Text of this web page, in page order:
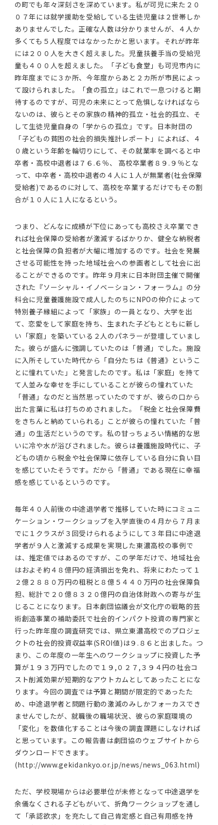
の町でも年々深刻さを深めています。私が可児に来た２０
０７年には就学援助を受給している生徒児童は２世帯しか
ありませんでした。正確な人数は分かりませんが、４人か
多くても５人程度ではなかったかと思います。それが昨年
には２００人を大きく超えました。児童扶養手当の受給児
童も４００人を超えました。「子ども食堂」も可児市内に
昨年度までに３か所、今年度からあと２カ所が市民によっ
て設けられました。「食の孤立」はこれで一息つけると期
待するのですが、可児の未来にとって危惧しなければなら
ないのは、彼らとその家族の精神的孤立・社会的孤立、そ
して生徒児童自身の「学からの孤立」です。日本財団の
「子どもの貧困の社会的損失推計レポート」によれば、４
０歳という年齢を輪切りにして、その就業率を調べると中
卒者・高校中退者は７６.６％、 高校卒業者８９.９％とな
って、中卒者・高校中退者の４人に１人が無業者(社会保障
受給者)であるのに対して、高校を卒業するだけでもその割
合が１０人に１人になるという。
つまり、どんなに成績が下位にあっても高校さえ卒業でき
れば社会保障の受給者が激減するばかりか、健全な納税者
と社会保障の負担者が大幅に増加するのです。社会を発展
させる可能性を持った地域社会への参画者として社会に出
ることができるのです。昨年９月末に日本財団主催で開催
された『ソーシャル・イノベーション・フォーラム』の分
科会に児童養護施設で成人したのちにNPOの仲介によって
特別養子縁組によって「家族」の一員となり、大学を出
て、恋愛をして家庭を持ち、生まれた子どもとともに新し
い「家庭」を築いている２人のパネラーが登壇していまし
た。彼らが盛んに強調していたのは「普通」でした。施設
に入所そしていた時代から「自分たちは《普通》というこ
とに憧れていた」と発言したのです。私は「家庭」を持て
て人並みな幸せを手にしていることが彼らの憧れていた
「普通」なのだと当然思っていたのですが、彼らの口から
出た言葉に私は打ちのめされました。「税金と社会保障費
をきちんと納めていられる」ことが彼らの憧れていた「普
通」の生活だというのです。私の甘っちょろい情緒的な思
いに冷や水が浴びされました。彼らは養護施設時代に、子
どもの頃から税金や社会保障に依存している自分に負い目
を感じていたそうです。だから「普通」である現在に幸福
感を感じているというのです。
毎年４０人前後の中途退学者で推移していた時にコミュニ
ケーション・ワークショップを入学直後の４月から７月ま
でに１クラスが３回受けられるようにして３年目に中途退
学者が９人と激減する成果を実現した東濃高校の事例で
は、推定値ではあるのですが、この学年だけで、地域社会
はおよそ約４８億円の経済損出を免れ、将来にわたって１
２億２８８０万円の租税と８億５４４０万円の社会保障負
担、総計で２０億８３２０億円の自治体財政への寄与が生
じることになります。日本劇団協議会が文化庁の戦略的芸
術創造事業の補助委託で社会的インパクト投資の専門家と
行った昨年度の調査研究では、県立東濃高校でのプロジェ
クトの社会的投資収益率(SROI値)は９.８６と出ました。つ
まり、この年度の一年生へのワークショップに投資した予
算が１９３万円でしたので１９,０２７,３９４円の社会コ
スト削減効果が短期的なアウトカムとしてあったことにな
ります。今回の調査では予算と期間が限定的であったた
め、中途退学者と問題行動の激減のみしかフォーカスでき
ませんでしたが、就職後の職場状況、彼らの家庭環境の
「変化」を数値化することは今後の調査課題にしなければ
と思っています。この報告書は劇団協のウェブサイトから
ダウンロードできます。
(http://www.gekidankyo.or.jp/news/news_063.html)
ただ、学校現場からは必要単位が未修となって中途退学を
余儀なくされる子どもがいて、折角ワークショップを通し
て「承認欲求」を充たして自己肯定感と自己有用感を持